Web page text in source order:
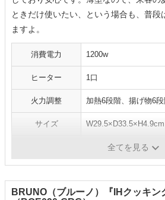
ときだけ使いたい、という場合も、普段
ますよ。
消費電力 1200w
ヒーター 1口
火力調整 加熱6段階、揚げ物6
サイズ W29.5×D33.5×H4.9cm
全てを見る
BRUNO（ブルーノ）『IHクッキン